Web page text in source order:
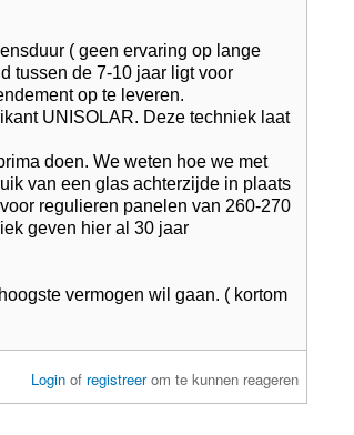
( geen ervaring op lange
tussen de 7-10 jaar ligt voor
op te leveren.
UNISOLAR. Deze techniek laat
doen. We weten hoe we met
van een glas achterzijde in plaats
regulieren panelen van 260-270
geven hier al 30 jaar
vermogen wil gaan. ( kortom
Login of registreerom te kunnen reageren